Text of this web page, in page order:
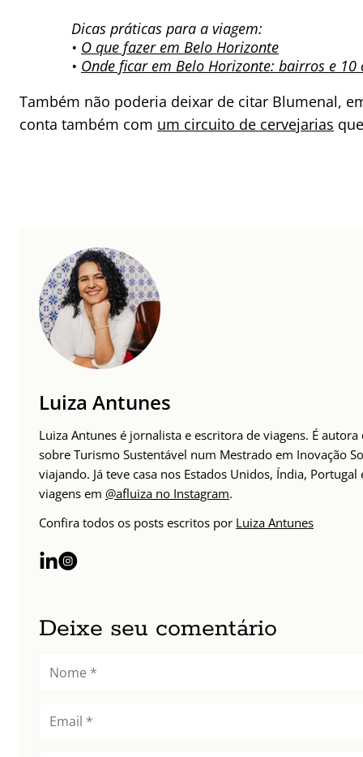
Dicas práticas para a viagem:
• O que fazer em Belo Horizonte
• Onde ficar em Belo Horizonte: bairros e
Também não poderia deixar de citar Blumenal,
conta também com um circuito de cervejarias
Luiza Antunes
Luiza Antunes é jornalista e escritora de viagens. É
sobre Turismo Sustentável num Mestrado em Inovação
viajando. Já teve casa nos Estados Unidos, Índia,
viagens em @afluiza no Instagram.
Confira todos os posts escritos por Luiza Antunes
Deixe seu comentário